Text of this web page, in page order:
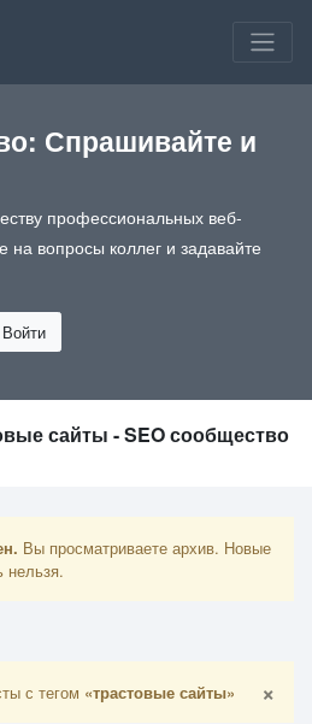
Спрашивайте и
профессиональных веб-
на вопросы коллег и задавайте
Войти
сайты - SEO сообщество
Вы просматриваете архив. Новые
нельзя.
с тегом «трастовые сайты» ×